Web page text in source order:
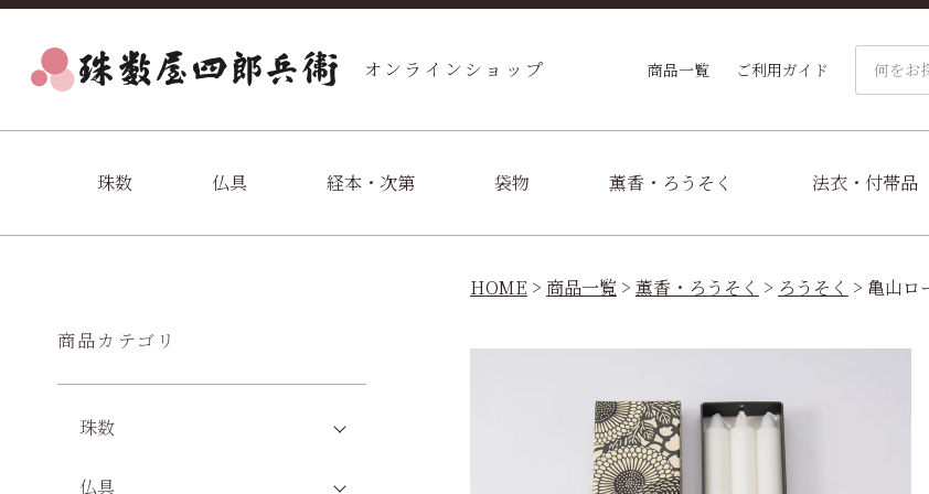
オンラインショップ 商品一覧 ご利用ガイド
珠数 仏具 経本・次第 袋物 薫香・ろうそく 法衣・付帯品
商品カテゴリ
珠数
仏具
HOME 商品一覧 薫香・ろうそく ろうそく 亀山